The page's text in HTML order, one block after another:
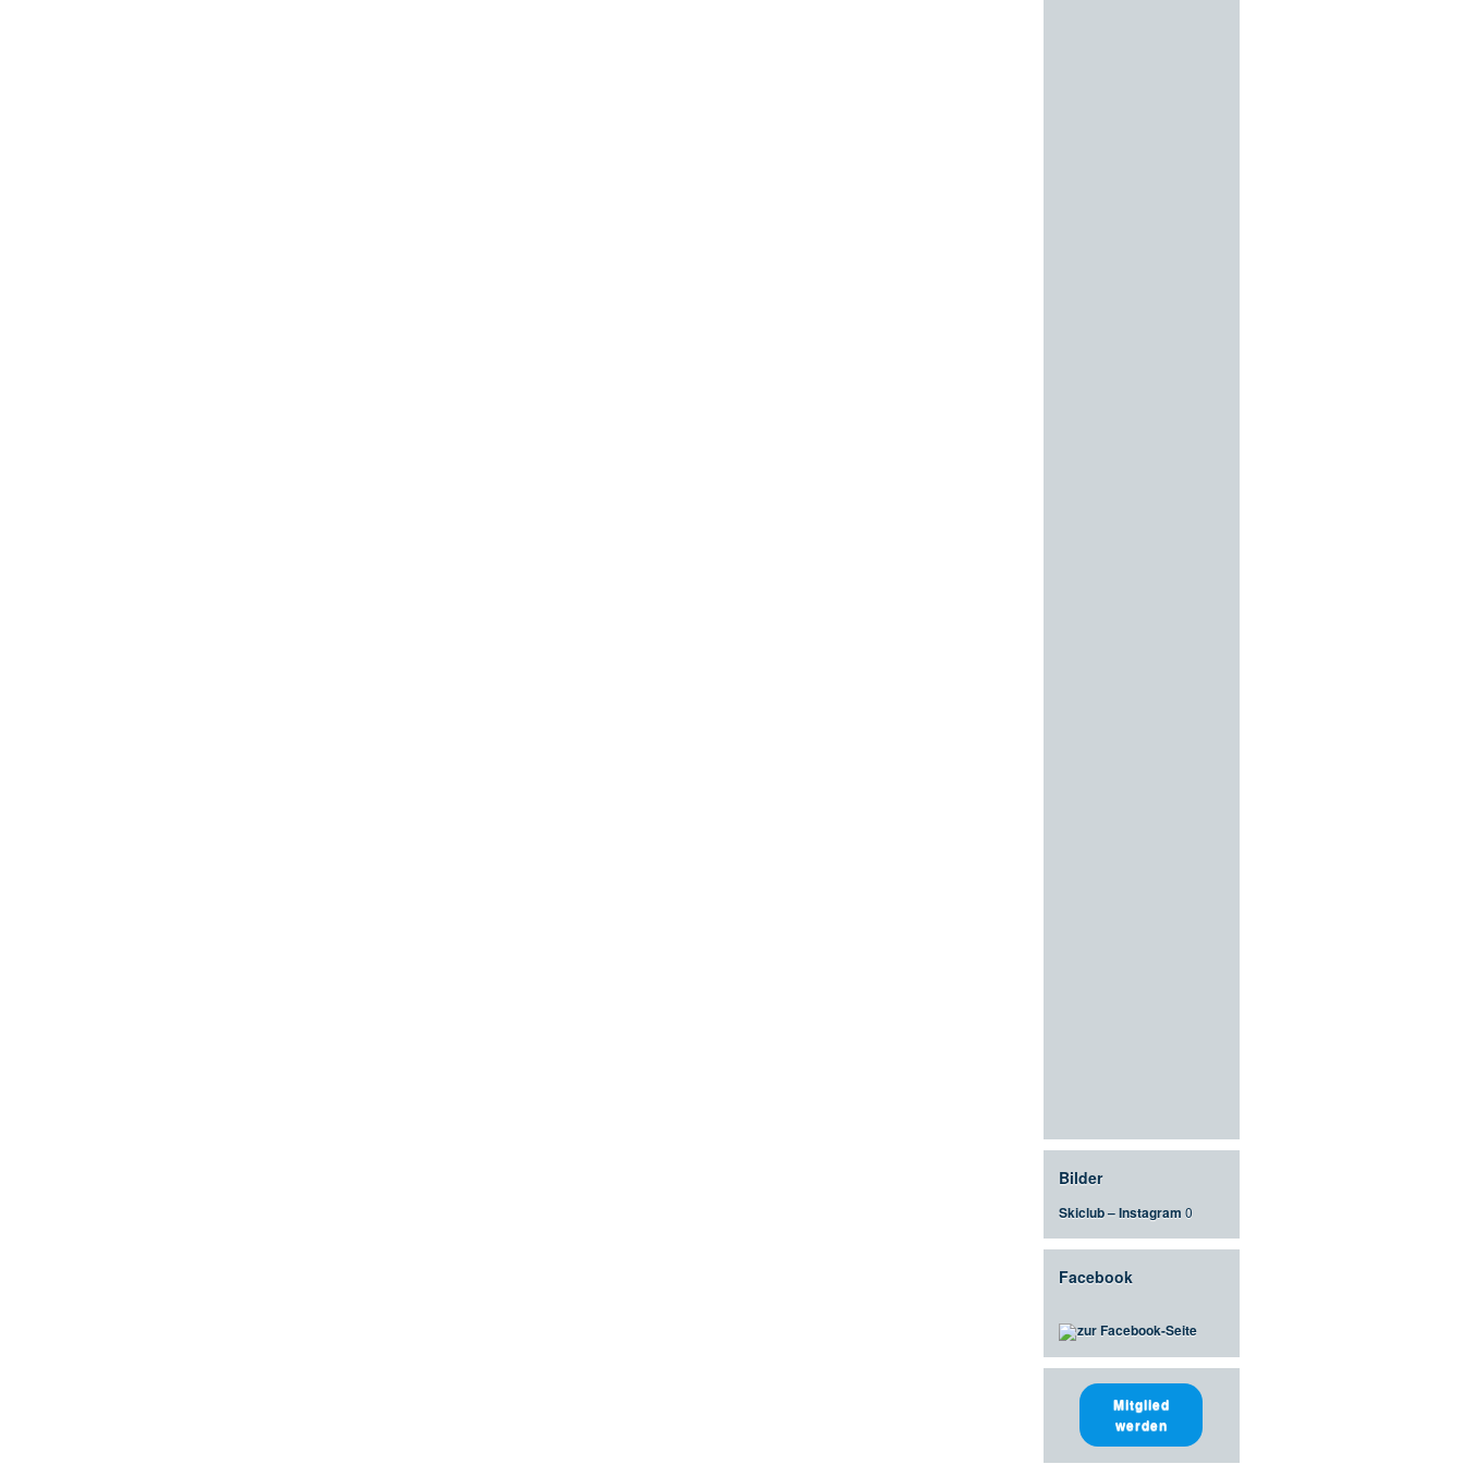
Bilder
Skiclub – Instagram 0
Facebook
zur Facebook-Seite
Mitglied
werden